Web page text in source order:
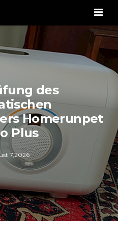
des
Homerunpet
Plus
7,2026